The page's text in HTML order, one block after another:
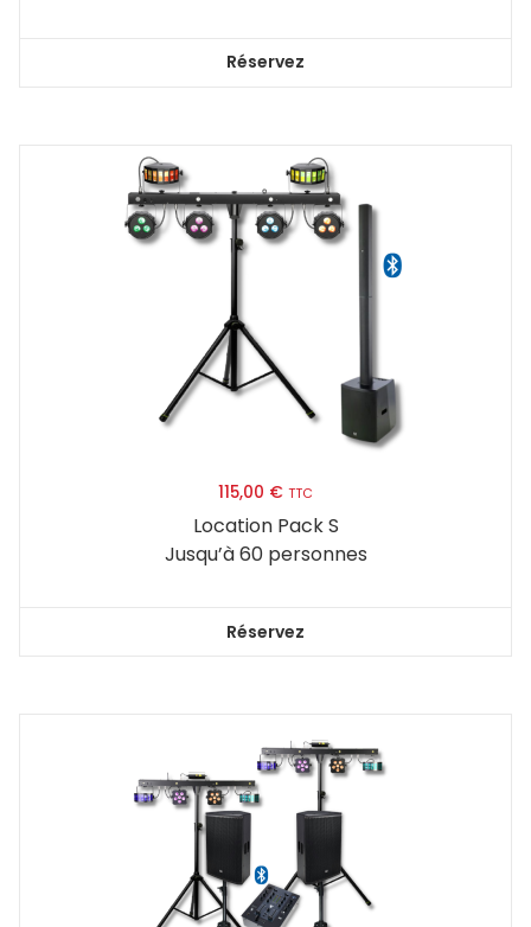
Réservez
115,00 € TTC
Location Pack S
Jusqu’à 60 personnes
Réservez